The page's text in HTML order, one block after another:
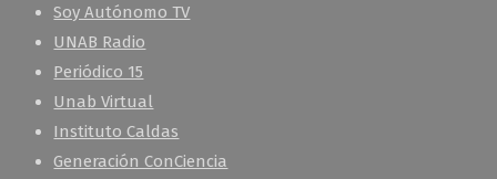
Soy Autónomo TV
UNAB Radio
Periódico 15
Unab Virtual
Instituto Caldas
Generación ConCiencia